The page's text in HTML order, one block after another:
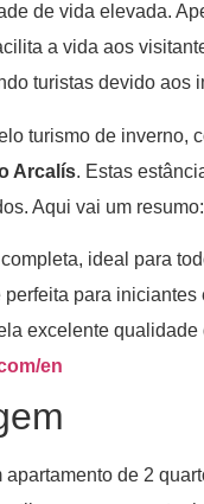
de vida elevada.
a vida aos
turistas devido aos
turismo de inverno,
Arcalís. Estas
Aqui vai um resumo:
ideal para
para iniciantes
excelente
en
de 2